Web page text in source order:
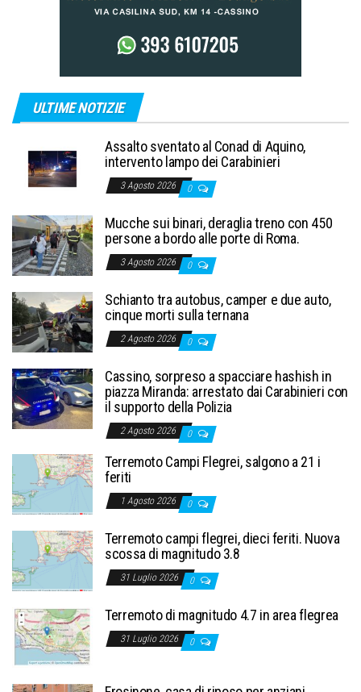
ULTIME NOTIZIE
Assalto sventato al Conad di Aquino,
intervento lampo dei Carabinieri
3 Agosto 2026 0
Mucche sui binari, deraglia treno con 450
persone a bordo alle porte di Roma.
3 Agosto 2026 0
Schianto tra autobus, camper e due auto,
cinque morti sulla ternana
2 Agosto 2026 0
Cassino, sorpreso a spacciare hashish in
piazza Miranda: arrestato dai Carabinieri con
il supporto della Polizia
2 Agosto 2026 0
Terremoto Campi Flegrei, salgono a 21 i
feriti
1 Agosto 2026 0
Terremoto campi flegrei, dieci feriti. Nuova
scossa di magnitudo 3.8
31 Luglio 2026 0
Terremoto di magnitudo 4.7 in area flegrea
31 Luglio 2026 0